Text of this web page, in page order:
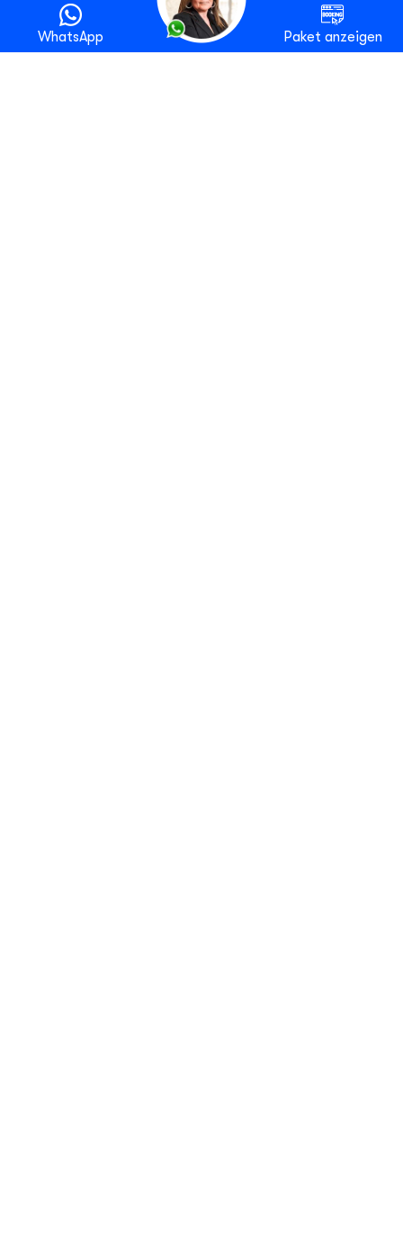
WhatsApp Paket anzeigen